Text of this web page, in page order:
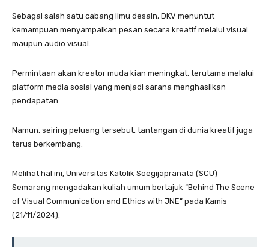
Sebagai salah satu cabang ilmu desain, DKV menuntut
kemampuan menyampaikan pesan secara kreatif melalui visual
maupun audio visual.
Permintaan akan kreator muda kian meningkat, terutama melalui
platform media sosial yang menjadi sarana menghasilkan
pendapatan.
Namun, seiring peluang tersebut, tantangan di dunia kreatif juga
terus berkembang.
Melihat hal ini, Universitas Katolik Soegijapranata (SCU)
Semarang mengadakan kuliah umum bertajuk “Behind The Scene
of Visual Communication and Ethics with JNE” pada Kamis
(21/11/2024).